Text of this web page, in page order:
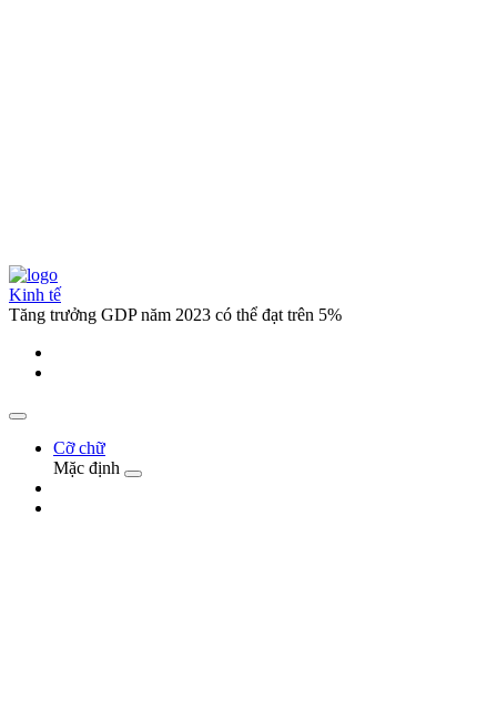
Kinh tế
Tăng trưởng GDP năm 2023 có thể đạt trên 5%
Cỡ chữ
Mặc định